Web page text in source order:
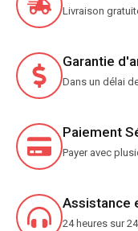
Livraison
Garantie
Dans un délai
Paiement
Payer avec
Assistance
24 heures sur